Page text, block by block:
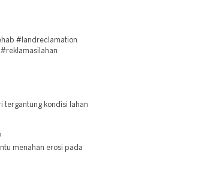
#landreclamation
tergantung kondisi lahan
menahan erosi pada